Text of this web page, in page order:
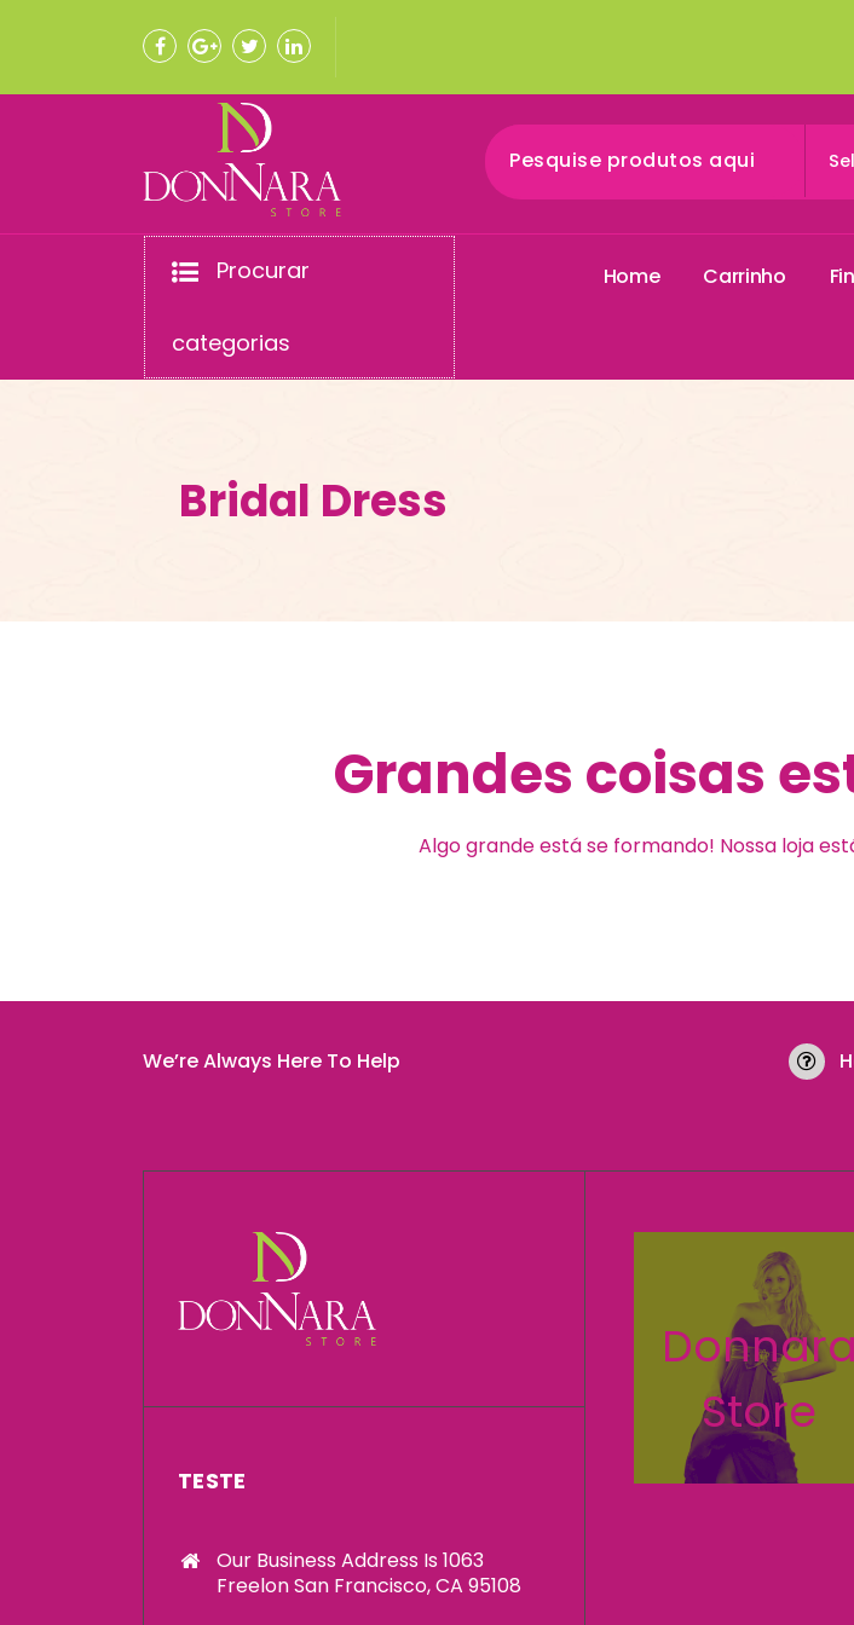
conteúdo
Procurar
categorias
Home Carrinho Fin
Bridal Dress
Grandes coisas
Algo grande está se formando! Nossa loja
We’re Always Here To Help
TESTE
Our Business Address Is 1063
Freelon San Francisco, CA 95108
Donnara
Store